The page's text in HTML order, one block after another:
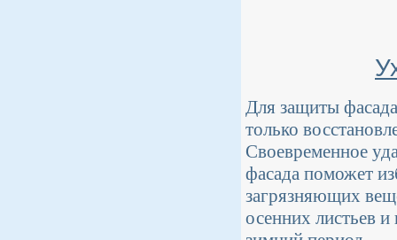
Для защиты
только
Своевременное
фасада поможет
загрязняющих
осенних листьев